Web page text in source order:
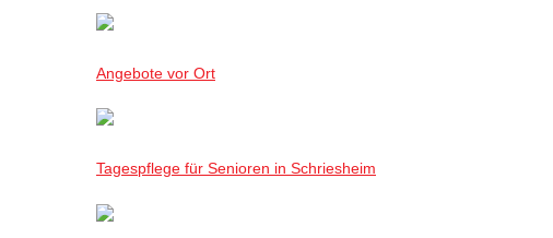
Angebote vor Ort
Tagespflege für Senioren in Schriesheim